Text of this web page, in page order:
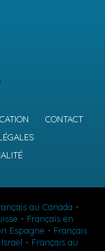
CONTACT
au Canada -
- Français en
Espagne - Français
- Français au